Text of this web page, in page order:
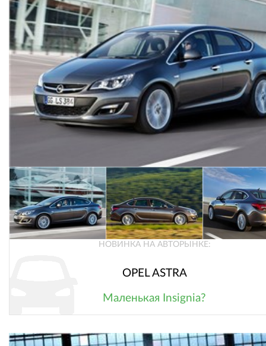
НОВИНКА НА АВТОРЫНКЕ:
OPEL ASTRA
Маленькая Insignia?